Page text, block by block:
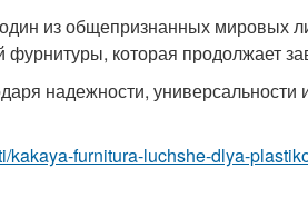
из общепризнанных мировых
фурнитуры, которая продолжает
надежности,
kakaya-furnitura-luchshe-dlya-